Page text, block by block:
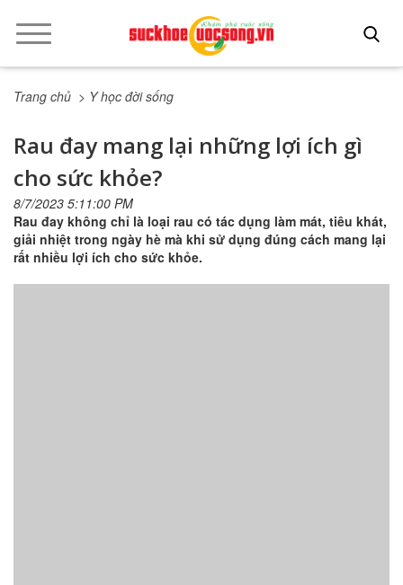
Trang chủ > Y học đời sống
Rau đay mang lại những lợi ích gì
cho sức khỏe?
8/7/2023 5:11:00 PM
Rau đay không chỉ là loại rau có tác dụng làm mát, tiêu khát,
giải nhiệt trong ngày hè mà khi sử dụng đúng cách mang lại
rất nhiều lợi ích cho sức khỏe.